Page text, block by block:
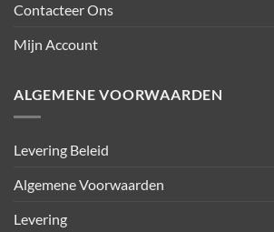
Contacteer Ons
Mijn Account
ALGEMENE VOORWAARDEN
Levering Beleid
Algemene Voorwaarden
Levering